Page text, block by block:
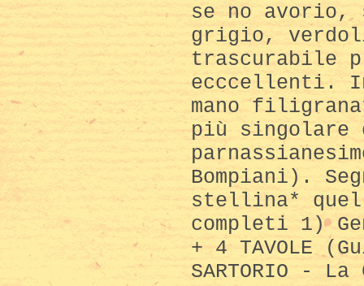
se no
grigio,
trascurabile
ecccellenti.
mano
più singolare
Bompiani).
stellina*
completi 1)
+ 4 TAVOLE
SARTORIO -